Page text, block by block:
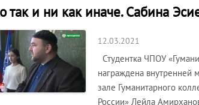
так и ни как иначе. Сабина
12.03.2021
Студентка ЧПОУ
награждена внутренней
зале Гуманитарного
России» Лейла